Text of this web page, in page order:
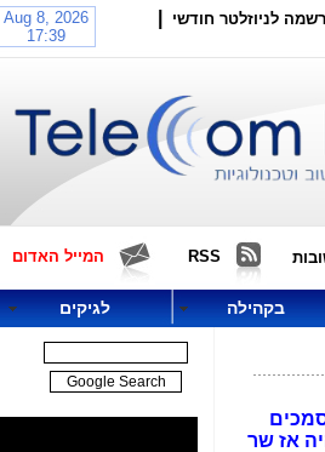
לניוזלטר חודשי
RSS המייל האדום
בקהילה לגיקים
אז שר